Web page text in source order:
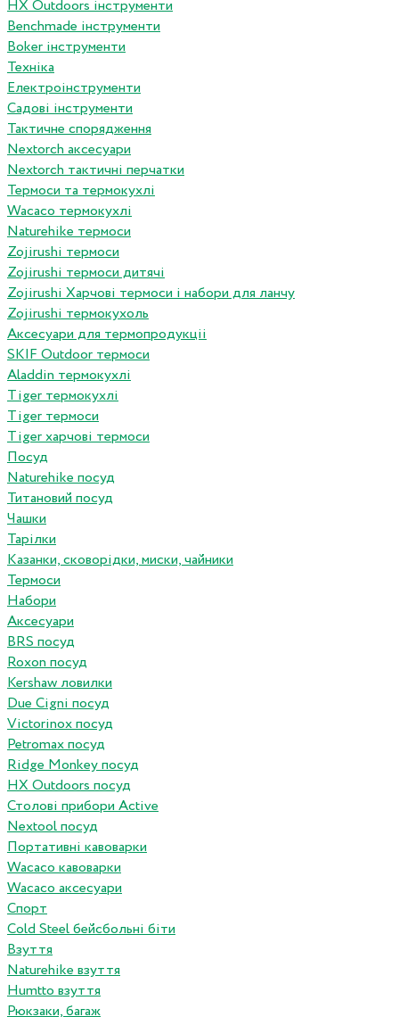
HX Outdoors інструменти
Benchmade інструменти
Boker інструменти
Техніка
Електроінструменти
Садові інструменти
Тактичне спорядження
Nextorch аксесуари
Nextorch тактичні перчатки
Термоси та термокухлі
Wacaco термокухлі
Naturehike термоси
Zojirushi термоси
Zojirushi термоси дитячі
Zojirushi Харчові термоси і набори для ланчу
Zojirushi термокухоль
Аксесуари для термопродукціі
SKIF Outdoor термоси
Aladdin термокухлі
Tiger термокухлі
Tiger термоси
Tiger харчові термоси
Посуд
Naturehike посуд
Титановий посуд
Чашки
Тарілки
Казанки, сковорідки, миски, чайники
Термоси
Набори
Аксесуари
BRS посуд
Roxon посуд
Kershaw ловилки
Due Cigni посуд
Victorinox посуд
Petromax посуд
Ridge Monkey посуд
HX Outdoors посуд
Столові прибори Active
Nextool посуд
Портативні кавоварки
Wacaco кавоварки
Wacaco аксесуари
Спорт
Cold Steel бейсбольні біти
Взуття
Naturehike взуття
Humtto взуття
Рюкзаки, багаж